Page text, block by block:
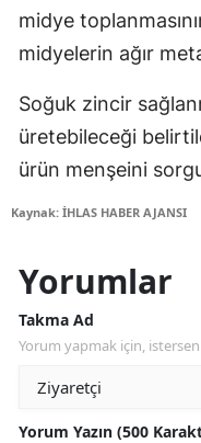
midye
midyelerin ağır
Soğuk zincir
üretebileceği
ürün menşeini
Kaynak: İHLAS HABER AJANSI
Yorumlar
Takma Ad
Yorum yapmak için,
Yorum Yazın (500